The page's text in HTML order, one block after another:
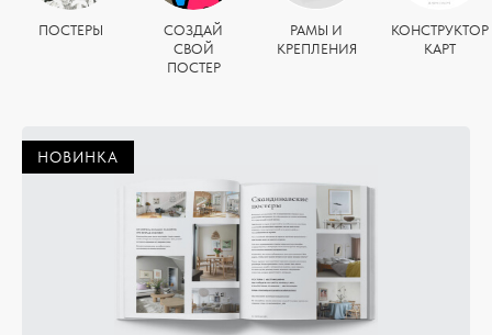
ПОСТЕРЫ
СОЗДАЙ
СВОЙ
ПОСТЕР
РАМЫ И
КРЕПЛЕНИЯ
КОНСТРУКТОР
КАРТ
НОВИНКА